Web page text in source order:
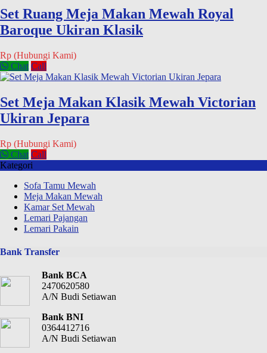
Set Ruang Meja Makan Mewah Royal
Baroque Ukiran Klasik
Rp (Hubungi Kami)
Chat Call
Set Meja Makan Klasik Mewah Victorian
Ukiran Jepara
Rp (Hubungi Kami)
Chat Call
Kategori
Sofa Tamu Mewah
Meja Makan Mewah
Kamar Set Mewah
Lemari Pajangan
Lemari Pakain
Bank Transfer
Bank BCA
2470620580
A/N Budi Setiawan
Bank BNI
0364412716
A/N Budi Setiawan